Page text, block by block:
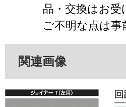
品・交換はお受
ご不明な点は
関連画像